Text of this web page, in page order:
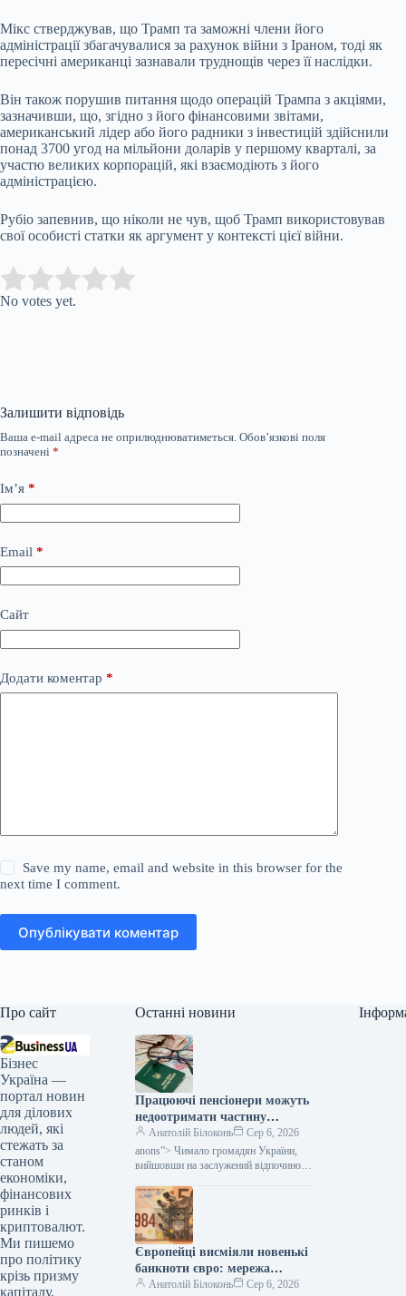
Мікс стверджував, що Трамп та заможні члени його
адміністрації збагачувалися за рахунок війни з Іраном, тоді як
пересічні американці зазнавали труднощів через її наслідки.
Він також порушив питання щодо операцій Трампа з акціями,
зазначивши, що, згідно з його фінансовими звітами,
американський лідер або його радники з інвестицій здійснили
понад 3700 угод на мільйони доларів у першому кварталі, за
участю великих корпорацій, які взаємодіють з його
адміністрацією.
Рубіо запевнив, що ніколи не чув, щоб Трамп використовував
свої особисті статки як аргумент у контексті цієї війни.
Rate this item:
No votes yet.
Залишити відповідь
Ваша e-mail адреса не оприлюднюватиметься. Обов’язкові поля
позначені *
Ім’я *
Email *
Сайт
Додати коментар *
Save my name, email and website in this browser for the
next time I comment.
Опублікувати коментар
Про сайт
Бізнес
Україна —
портал новин
для ділових
людей, які
стежать за
станом
економіки,
фінансових
ринків і
криптовалют.
Ми пишемо
про політику
крізь призму
капіталу,
Останні новини
Працюючі пенсіонери можуть
недоотримати частину
надбавок: кого це торкнеться
— Міністерство фінансів
Анатолій Білоконь
Сер 6, 2026
anons”> Чимало громадян України,
вийшовши на заслужений відпочинок,
трудової діяльності. Сам факт
продовження роботи після досягнення
Європейці висміяли новенькі
банкноти євро: мережа
наповнилася мемами —
Анатолій Білоконь
Сер 6, 2026